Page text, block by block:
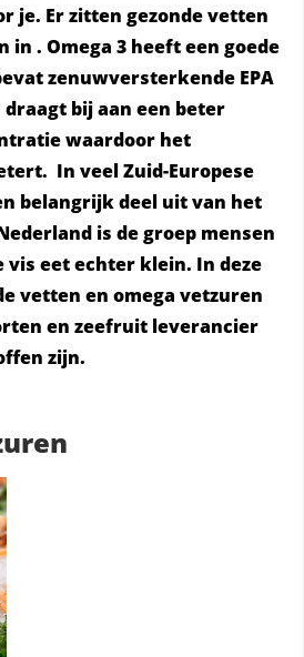
je. Er zitten gezonde vetten
in . Omega 3 heeft een goede
zenuwversterkende EPA
bij aan een beter
waardoor het
In veel Zuid-Europese
belangrijk deel uit van het
is de groep mensen
eet echter klein. In deze
vetten en omega vetzuren
en zeefruit leverancier
zijn.